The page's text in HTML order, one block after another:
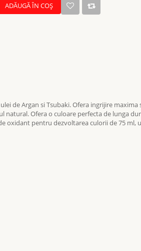
ADĂUGĂ ÎN COŞ
de Argan si Tsubaki. Ofera ingrijire maxima
Ofera o culoare perfecta de lunga
oxidant pentru dezvoltarea culorii de 75 ml,